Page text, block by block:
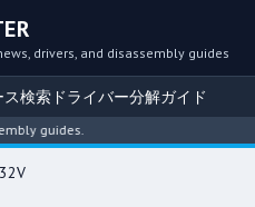
drivers, and disassembly guides
検索 ドライバー分解ガイド
guides.